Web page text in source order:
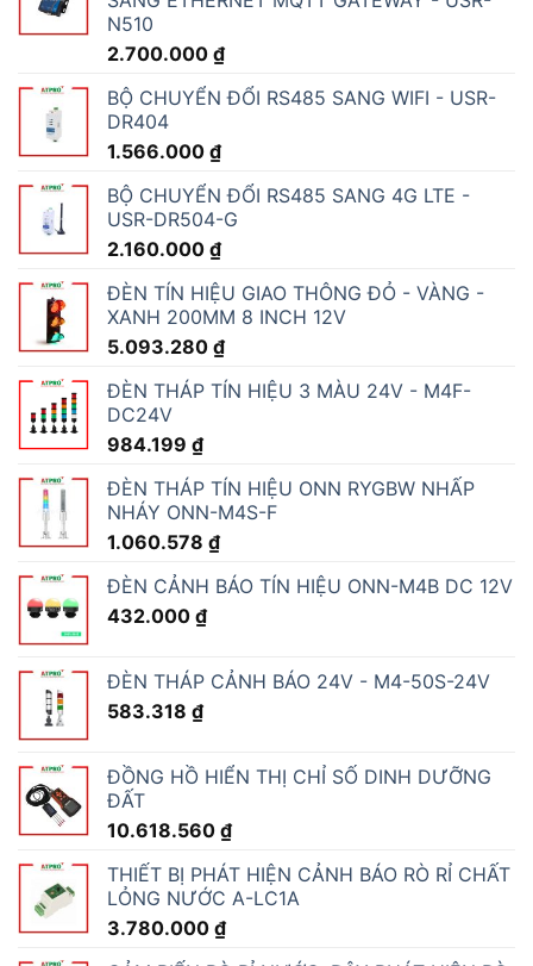
N510
2.700.000 ₫
BỘ CHUYỂN ĐỔI RS485 SANG WIFI - USR-
DR404
1.566.000 ₫
BỘ CHUYỂN ĐỔI RS485 SANG 4G LTE -
USR-DR504-G
2.160.000 ₫
ĐÈN TÍN HIỆU GIAO THÔNG ĐỎ - VÀNG -
XANH 200MM 8 INCH 12V
5.093.280 ₫
ĐÈN THÁP TÍN HIỆU 3 MÀU 24V - M4F-
DC24V
984.199 ₫
ĐÈN THÁP TÍN HIỆU ONN RYGBW NHẤP
NHÁY ONN-M4S-F
1.060.578 ₫
ĐÈN CẢNH BÁO TÍN HIỆU ONN-M4B DC 12V
432.000 ₫
ĐÈN THÁP CẢNH BÁO 24V - M4-50S-24V
583.318 ₫
ĐỒNG HỒ HIỂN THỊ CHỈ SỐ DINH DƯỠNG
ĐẤT
10.618.560 ₫
THIẾT BỊ PHÁT HIỆN CẢNH BÁO RÒ RỈ CHẤT
LỎNG NƯỚC A-LC1A
3.780.000 ₫